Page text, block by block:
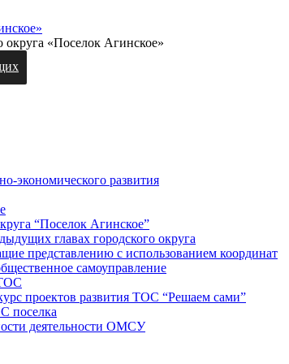
«Поселок Агинское»
экономического развития
“Поселок Агинское”
главах городского округа
представлению с использованием координат
самоуправление
проектов развития ТОС “Решаем сами”
поселка
деятельности ОМСУ